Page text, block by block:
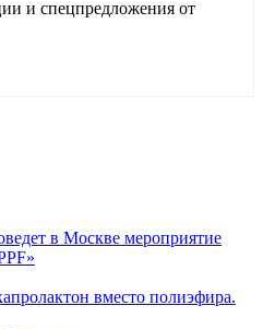
и спецпредложения от
в Москве мероприятие
вместо полиэфира.